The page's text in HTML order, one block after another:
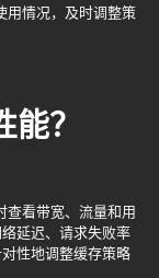
用情况，及时调整策
能？
查看带宽、流量和用
延迟、请求失败率
性地调整缓存策略